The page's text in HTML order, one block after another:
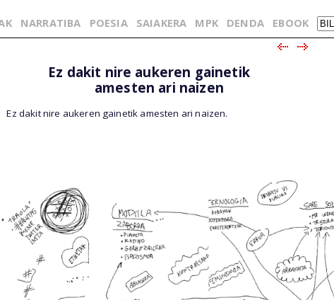
NARRATIBA POESIA SAIAKERA MPK DENDA EBOOK
Ez dakit nire aukeren gainetik
amesten ari naizen
Ez dakit nire aukeren gainetik amesten ari naizen.